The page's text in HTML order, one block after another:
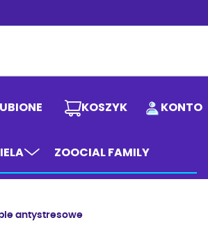
KOSZYK KONTO
ZOOCIAL FAMILY
antystresowe